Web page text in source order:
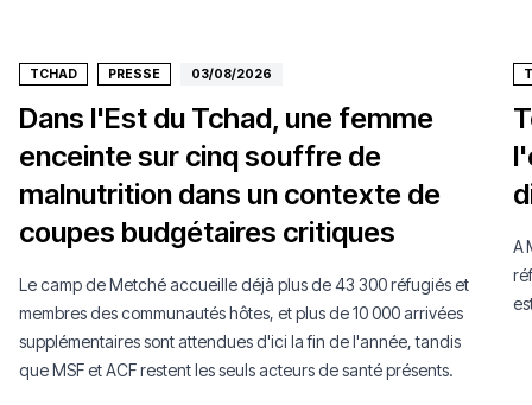
TCHAD PRESSE 03/08/2026
Dans l'Est du Tchad, une femme
enceinte sur cinq souffre de
malnutrition dans un contexte de
coupes budgétaires critiques
Le camp de Metché accueille déjà plus de 43 300 réfugiés et
membres des communautés hôtes, et plus de 10 000 arrivées
supplémentaires sont attendues d'ici la fin de l'année, tandis
que MSF et ACF restent les seuls acteurs de santé présents.
A